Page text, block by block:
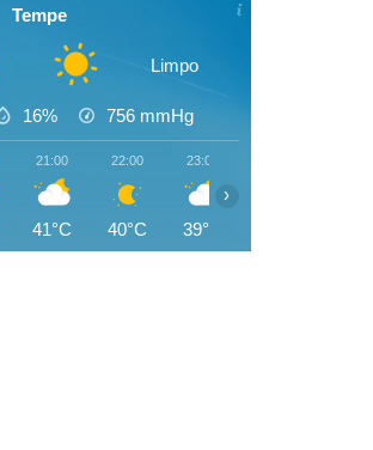
Tempe
Limpo
16% 756 mmHg
21:00
41°C
22:00
40°C
23:00
39°C
›